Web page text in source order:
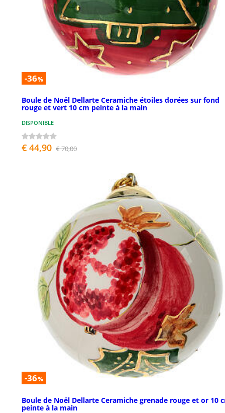
-36%
Boule de Noël Dellarte Ceramiche étoiles dorées sur fond
rouge et vert 10 cm peinte à la main
DISPONIBLE
€ 44,90 € 70,00
-36%
Boule de Noël Dellarte Ceramiche grenade rouge et or 10
peinte à la main